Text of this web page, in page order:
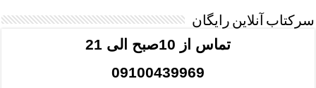
سرکتاب آنلاین رایگان
تماس از 10صبح الی 21
09100439969